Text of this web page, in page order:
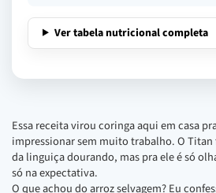
Ver tabela nutricional completa
Essa receita virou coringa aqui em casa
impressionar sem muito trabalho. O
da linguiça dourando, mas pra ele é só
só na expectativa.
O que achou do arroz selvagem? Eu